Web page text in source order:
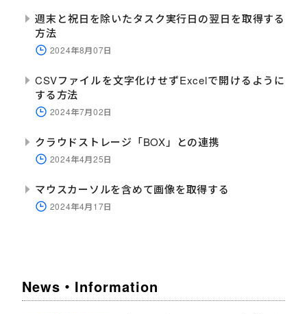
週末と祝日を除いたタスク実行日の翌日を取得する
方法
2024年8月07日
CSVファイルを文字化けせずExcelで開けるように
する方法
2024年7月02日
クラウドストレージ「BOX」との連携
2024年4月25日
マウスカーソルを含めて画像を取得する
2024年4月17日
News・Information